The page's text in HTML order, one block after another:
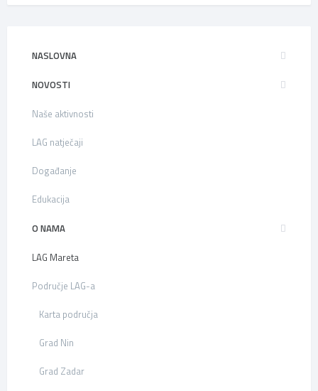
NASLOVNA
NOVOSTI
Naše aktivnosti
LAG natječaji
Događanje
Edukacija
O NAMA
LAG Mareta
Područje LAG-a
Karta područja
Grad Nin
Grad Zadar